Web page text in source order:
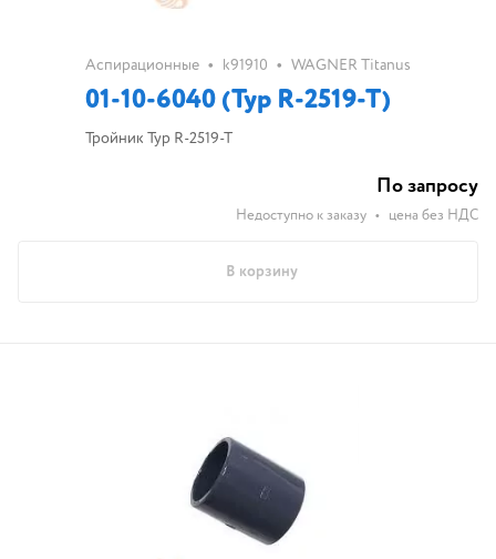
Аспирационные • k91910 • WAGNER Titanus
01-10-6040 (Typ R-2519-T)
Тройник Typ R-2519-T
По запросу
Недоступно к заказу • цена без НДС
В корзину